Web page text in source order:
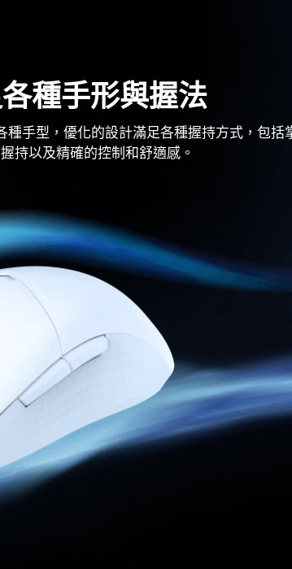
種手形與握法
手型，優化的設計滿足各種握持方式，包括
持以及精確的控制和舒適感。